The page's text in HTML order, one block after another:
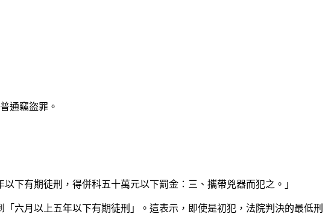
通竊盜罪。
下有期徒刑，得併科五十萬元以下罰金：三、攜帶兇器而犯之。」
六月以上五年以下有期徒刑」。這表示，即使是初犯，法院判決的最低刑